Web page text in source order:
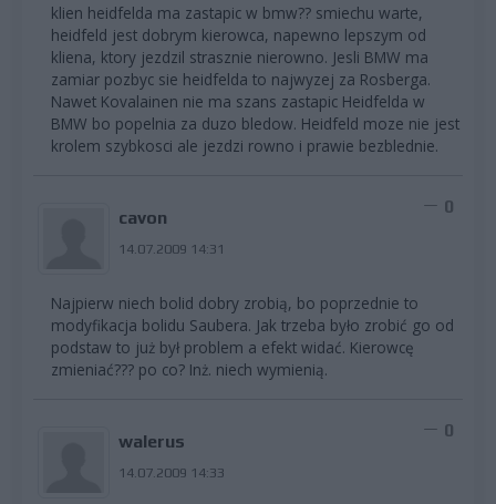
klien heidfelda ma zastapic w bmw?? smiechu warte,
heidfeld jest dobrym kierowca, napewno lepszym od
kliena, ktory jezdzil strasznie nierowno. Jesli BMW ma
zamiar pozbyc sie heidfelda to najwyzej za Rosberga.
Nawet Kovalainen nie ma szans zastapic Heidfelda w
BMW bo popelnia za duzo bledow. Heidfeld moze nie jest
krolem szybkosci ale jezdzi rowno i prawie bezblednie.
cavon
14.07.2009 14:31
0
Najpierw niech bolid dobry zrobią, bo poprzednie to
modyfikacja bolidu Saubera. Jak trzeba było zrobić go od
podstaw to już był problem a efekt widać. Kierowcę
zmieniać??? po co? Inż. niech wymienią.
walerus
14.07.2009 14:33
0